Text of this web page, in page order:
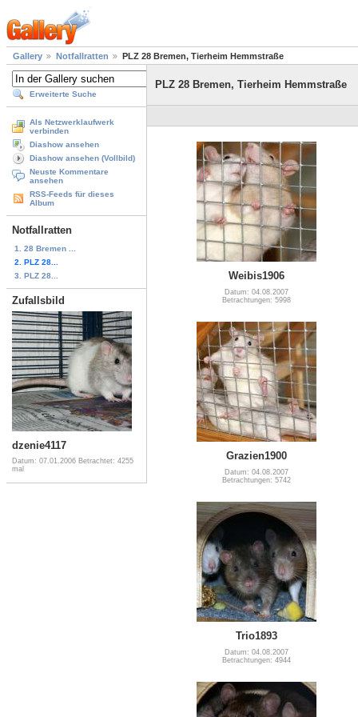
Gallery Notfallratten PLZ 28 Bremen, Tierheim Hemmstraße
Erweiterte Suche
Als Netzwerklaufwerk
verbinden
Diashow ansehen
Diashow ansehen (Vollbild)
Neuste Kommentare
ansehen
RSS-Feeds für dieses
Album
Notfallratten
1. 28 Bremen ...
2. PLZ 28...
3. PLZ 28...
Zufallsbild
dzenie4117
Datum: 07.01.2006 Betrachtet: 4255
mal
PLZ 28 Bremen, Tierheim Hemmstraße
Weibis1906
Datum: 04.08.2007
Betrachtungen: 5998
Grazien1900
Datum: 04.08.2007
Betrachtungen: 5742
Trio1893
Datum: 04.08.2007
Betrachtungen: 4944